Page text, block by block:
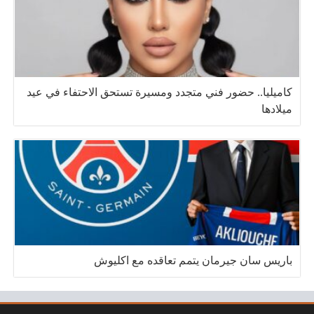
كاميليا.. حضور فني متجدد ومسيرة تستحق الاحتفاء في عيد
ميلادها
باريس سان جيرمان يتمم تعاقده مع اكليوش